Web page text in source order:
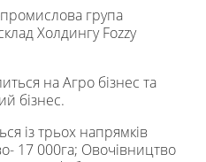
група
Холдингу Fozzy
на Агро бізнес та
бізнес.
із трьох напрямків
17 000га; Овочівництво